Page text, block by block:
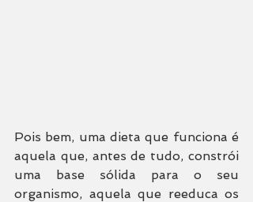
Pois bem, uma dieta que funciona é
aquela que, antes de tudo, constrói
uma base sólida para o seu
organismo, aquela que reeduca os